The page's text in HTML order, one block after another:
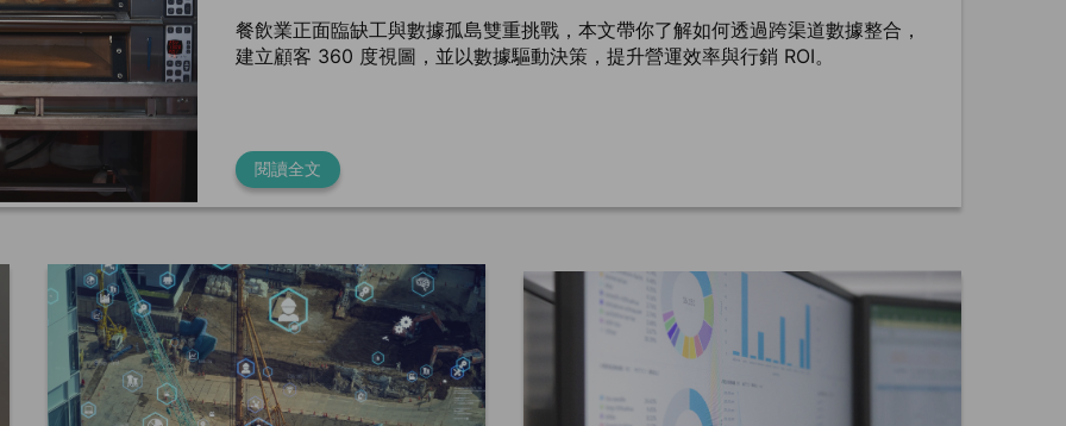
餐飲業正面臨缺工與數據孤島雙重挑戰，本文帶你了解如何透過跨渠道數據整合，
建立顧客 360 度視圖，並以數據驅動決策，提升營運效率與行銷 ROI。
閱讀全文